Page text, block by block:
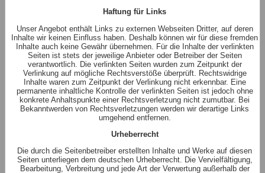
Haftung für Links
Unser Angebot enthält Links zu externen Webseiten Dritter, auf deren
Inhalte wir keinen Einfluss haben. Deshalb können wir für diese fremden
Inhalte auch keine Gewähr übernehmen. Für die Inhalte der verlinkten
Seiten ist stets der jeweilige Anbieter oder Betreiber der Seiten
verantwortlich. Die verlinkten Seiten wurden zum Zeitpunkt der
Verlinkung auf mögliche Rechtsverstöße überprüft. Rechtswidrige
Inhalte waren zum Zeitpunkt der Verlinkung nicht erkennbar. Eine
permanente inhaltliche Kontrolle der verlinkten Seiten ist jedoch ohne
konkrete Anhaltspunkte einer Rechtsverletzung nicht zumutbar. Bei
Bekanntwerden von Rechtsverletzungen werden wir derartige Links
umgehend entfernen.
Urheberrecht
Die durch die Seitenbetreiber erstellten Inhalte und Werke auf diesen
Seiten unterliegen dem deutschen Urheberrecht. Die Vervielfältigung,
Bearbeitung, Verbreitung und jede Art der Verwertung außerhalb der